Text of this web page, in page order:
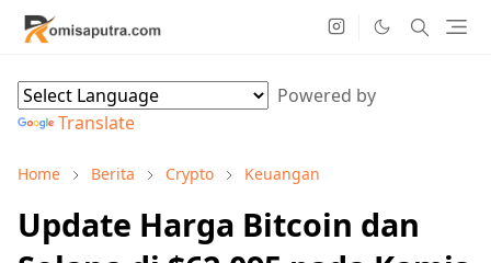
Powered by
Translate
Home Berita Crypto Keuangan
Update Harga Bitcoin dan